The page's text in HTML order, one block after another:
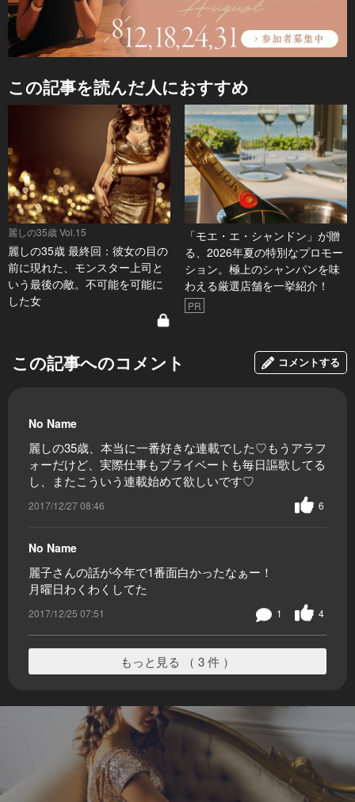
この記事を読んだ人におすすめ
麗しの35歳 Vol.15
麗しの35歳 最終回：彼女の目の
前に現れた、モンスター上司と
いう最後の敵。不可能を可能に
した女
「モエ・エ・シャンドン」が贈
る、2026年夏の特別なプロモー
ション。極上のシャンパンを味
わえる厳選店舗を一挙紹介！
PR
この記事へのコメント コメントする
No Name
麗しの35歳、本当に一番好きな連載でした♡もうアラフ
ォーだけど、実際仕事もプライベートも毎日謳歌してる
し、またこういう連載始めて欲しいです♡
2017/12/27 08:46 6
No Name
麗子さんの話が今年で1番面白かったなぁー！
月曜日わくわくしてた
2017/12/25 07:51 4
1
もっと見る （ 3 件 ）